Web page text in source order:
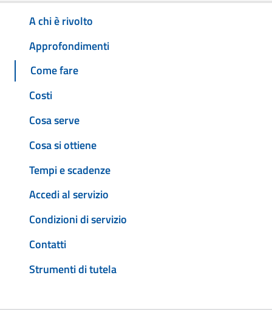
A chi è rivolto
Approfondimenti
Come fare
Costi
Cosa serve
Cosa si ottiene
Tempi e scadenze
Accedi al servizio
Condizioni di servizio
Contatti
Strumenti di tutela